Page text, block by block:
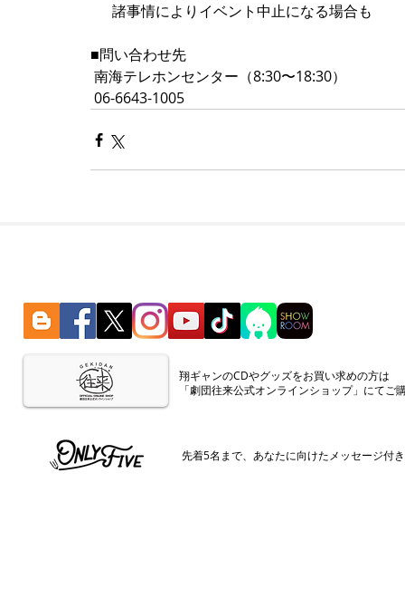
      諸事情によりイベント中止になる場合も
■問い合わせ先
南海テレホンセンター（8:30〜18:30）
06-6643-1005
​翔ギャンのCDやグッズをお買い求めの方は
「劇団往来公式オンラインショップ」にてご
先着5名まで、あなたに向けたメッセージ付